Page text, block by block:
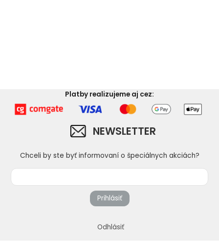
Platby realizujeme aj cez:
NEWSLETTER
Chceli by ste byť informovaní o špeciálnych akciách?
Prihlásiť
Odhlásiť